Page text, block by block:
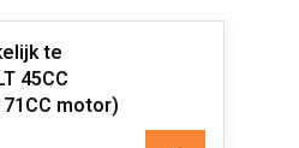
te
45CC
motor)